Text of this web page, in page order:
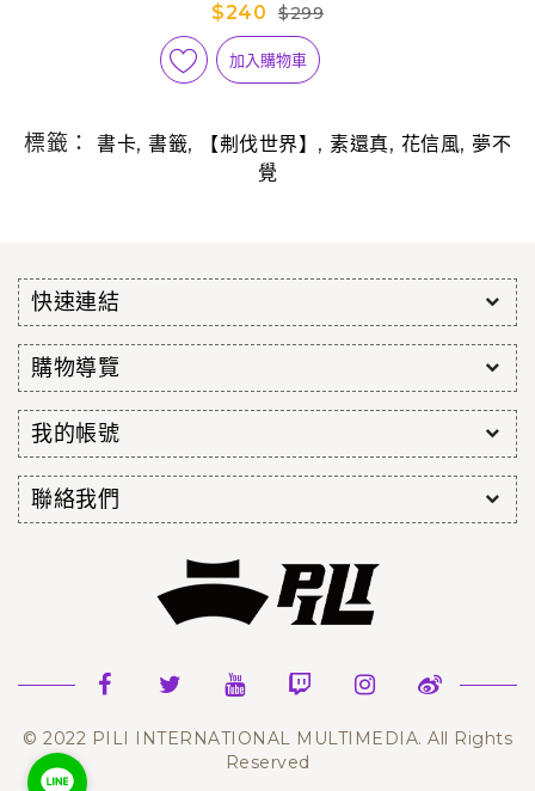
$240
$299
加入購物車
標籤： 書卡, 書籤, 【刜伐世界】 , 素還真, 花信風, 夢不
覺
快速連結
購物導覽
我的帳號
聯絡我們
© 2022 PILI INTERNATIONAL MULTIMEDIA. All Rights
Reserved